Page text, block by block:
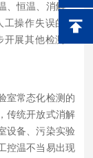
、恒温、消解、
工操作失误的概
展其他检测工
常态化检测的
传统开放式消解
设备、污染实验
控温不当易出现